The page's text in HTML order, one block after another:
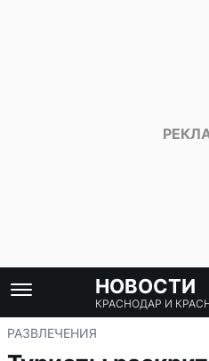
НОВОСТИ
КРАСНОДАР И
РАЗВЛЕЧЕНИЯ